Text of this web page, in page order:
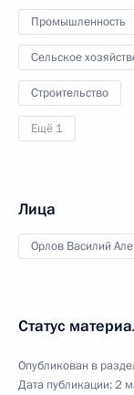
Промышленность
Сельское
Строительство
Ещё 1
Лица
Орлов Василий
Статус
Опубликован в
Дата публикации:2